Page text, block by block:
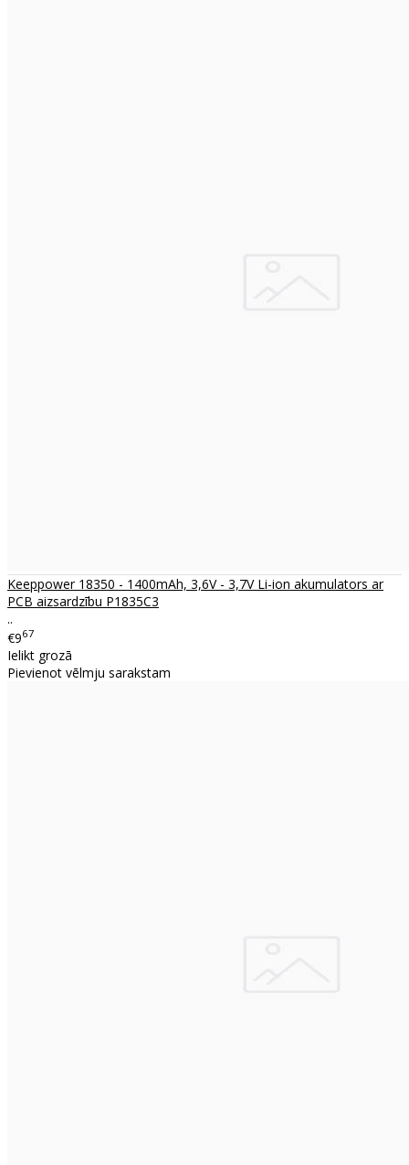
Keeppower 18350 - 1400mAh, 3,6V - 3,7V Li-ion akumulators ar
PCB aizsardzību P1835C3
..
€967
Ielikt grozā
Pievienot vēlmju sarakstam